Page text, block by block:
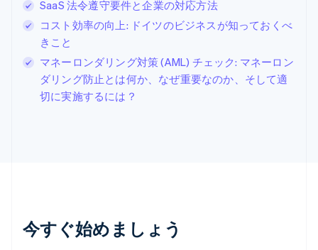
SaaS 法令遵守要件と企業の対応方法
コスト効率の向上: ドイツのビジネスが知っておくべ
きこと
マネーロンダリング対策 (AML) チェック: マネーロン
ダリング防止とは何か、なぜ重要なのか、そして適
切に実施するには？
今すぐ始めましょう
スウェーデン
SvenskaEnglish
スペイン
Español
スロバキア
English
スロベニア
DeutschEnglish
ニュージーランド